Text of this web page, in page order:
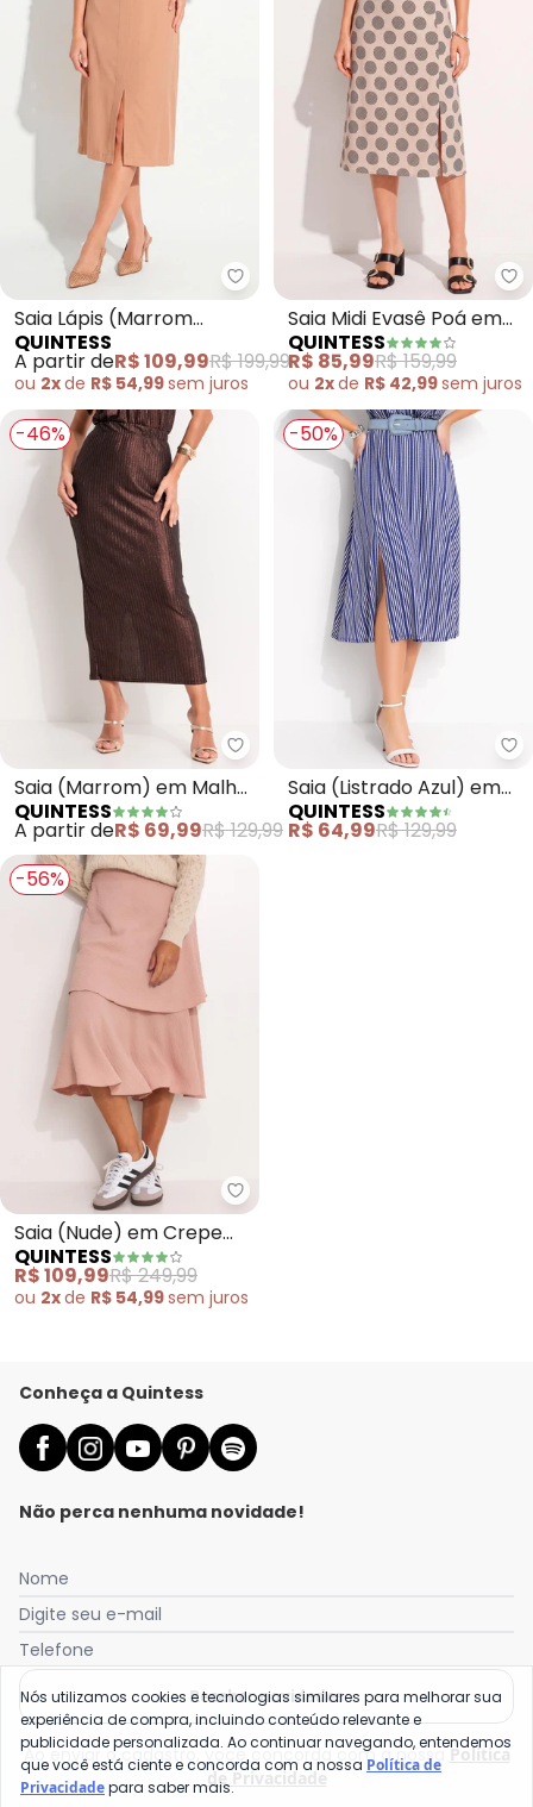
Quintess - Saia Lápis (Marrom
Saia Lápis (Marrom
Claro) em Linho
QUINTESS
A partir deR$ 109,99R$ 199,99
ou 2xde R$ 54,99sem juros
Saia Midi Evasê Poá em
Viscose com Fenda e
Cintura Alta
QUINTESS
R$ 85,99R$ 159,99
ou 2xde R$ 42,99sem juros
-46%
Quintess - Saia (Marrom) em
Saia (Marrom) em Malha
Canelada
QUINTESS
A partir deR$ 69,99R$ 129,99
-50%
Saia (Listrado Azul) em
Malha de Viscose
QUINTESS
R$ 64,99R$ 129,99
-56%
Quintess - Saia (Nude) em
Saia (Nude) em Crepe
Plano
QUINTESS
R$ 109,99R$ 249,99
ou 2xde R$ 54,99sem juros
Conheça a Quintess
Não perca nenhuma novidade!
Nome
Digite seu e-mail
Telefone
Receber novidades
Ao enviar o cadastro, você concorda com a nossa Política
de Privacidade
Nós utilizamos cookies e tecnologias similares para melhorar sua
experiência de compra, incluindo conteúdo relevante e
publicidade personalizada. Ao continuar navegando, entendemos
que você está ciente e concorda com a nossa Política de
Privacidadepara saber mais.